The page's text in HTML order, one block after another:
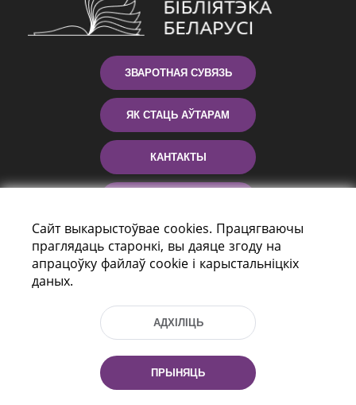
ЗВАРОТНАЯ СУВЯЗЬ
ЯК СТАЦЬ АЎТАРАМ
КАНТАКТЫ
праспект Незалежнасці 116
г. Мiнск, Рэспубліка Беларусь, 220114
Тэл.: (+375 17) 368 37 37, Факс: (+375 17)
Сайт выкарыстоўвае cookies. Працягваючы
праглядаць старонкі, вы даяце згоду на
апрацоўку файлаў cookie і карыстальніцкіх
даных.
АДХІЛІЦЬ
ПРЫНЯЦЬ